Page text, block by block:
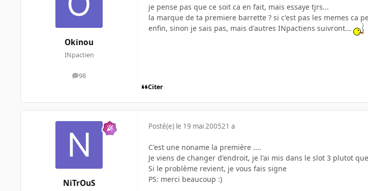
Okinou
INpactien
98
messages
je pense pas que ce soit ca en fait, mais essaye tjrs...
la marque de ta premiere barrette ? si c'est pas les memes ca
enfin, sinon je sais pas, mais d'autres INpactiens suivront...
Citer
NiTrOuS
Posté(e) le 19 mai 200521 a
C'est une noname la première ....
Je viens de changer d'endroit, je l'ai mis dans le slot 3 plutot
Si le problème revient, je vous fais signe
PS: merci beaucoup :)